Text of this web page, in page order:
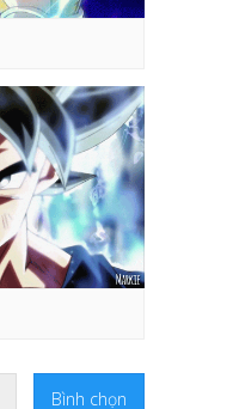
Bình chọn